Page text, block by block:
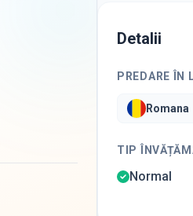
Detalii
PREDARE ÎN
Romana
TIP
Normal